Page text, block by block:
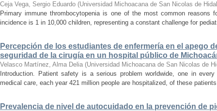
Ceja Vega, Sergio Eduardo (Universidad Michoacana de San Nicolas de
Primary immune thrombocytopenia is one of the most common reasons
incidence is 1 in 10,000 children, representing a constant challenge for
Percepción de los estudiantes de enfermería en el apego
seguridad de la cirugía en un hospital público de
Velasco Martínez, Alma Delia (Universidad Michoacana de San Nicolas de
Introduction. Patient safety is a serious problem worldwide, one in
medical care, each year 421 million people are hospitalized, of these
Prevalencia de nivel de autocuidado en la prevención de